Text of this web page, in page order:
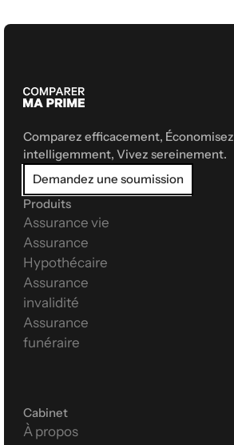
Comparez efficacement, Économisez
intelligemment, Vivez sereinement.
Demandez une soumission
Produits
Assurance vie
Assurance
Hypothécaire
Assurance
invalidité
Assurance
funéraire
Cabinet
À propos